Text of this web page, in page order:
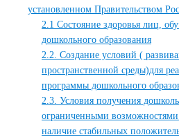
установленном Правительством
2.1 Состояние здоровья лиц,
дошкольного образования
2.2. Создание условий (
пространственной среды)для
программы дошкольного
2.3. Условия получения
ограниченными
наличие стабильных